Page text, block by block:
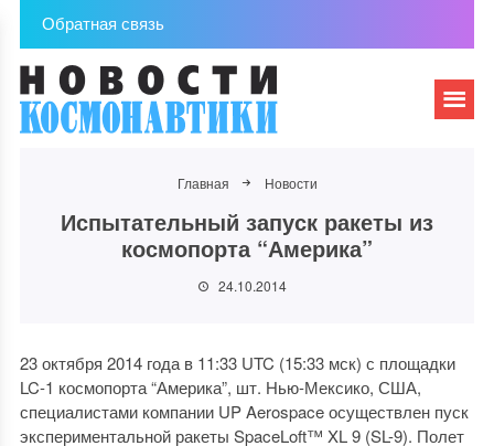
Обратная связь
Главная Новости
Испытательный запуск ракеты из
космопорта “Америка”
24.10.2014
23 октября 2014 года в 11:33 UTC (15:33 мск) с площадки
LC-1 космопорта “Америка”, шт. Нью-Мексико, США,
специалистами компании UP Aerospace осуществлен пуск
экспериментальной ракеты SpaceLoft™ XL 9 (SL-9). Полет